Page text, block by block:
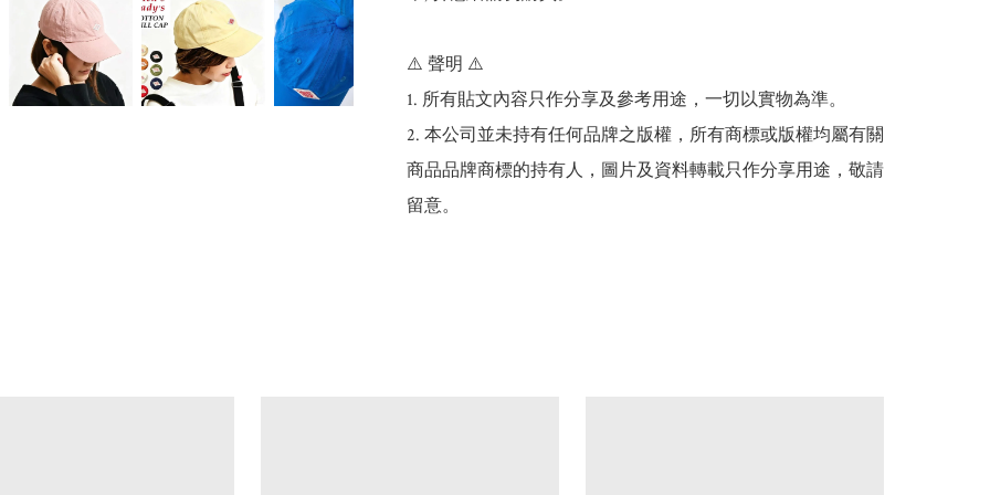
⚠️ 聲明 ⚠️
1. 所有貼文內容只作分享及參考用途，一切以實物為準。
2. 本公司並未持有任何品牌之版權，所有商標或版權均屬有關
商品品牌商標的持有人，圖片及資料轉載只作分享用途，敬請
留意。